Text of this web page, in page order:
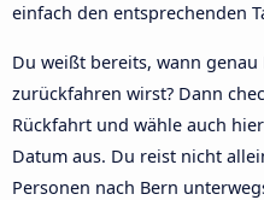
einfach den entsprechenden
Du weißt bereits, wann
zurückfahren wirst? Dann
Rückfahrt und wähle auch
Datum aus. Du reist nicht
Personen nach Bern